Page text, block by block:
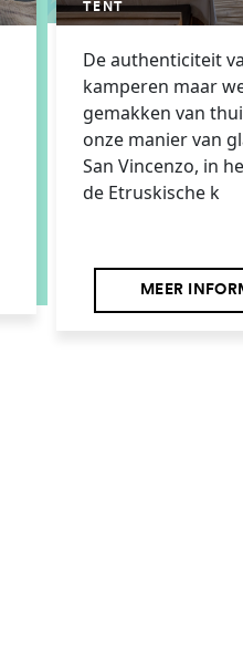
TENT
De authenticiteit
kamperen maar
gemakken van
onze manier van
San Vincenzo, in
de Etruskische k
MEER